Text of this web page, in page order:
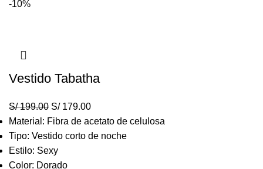
-10%
Vestido Tabatha
S/199.00 S/179.00
Material: Fibra de acetato de celulosa
Tipo: Vestido corto de noche
Estilo: Sexy
Color: Dorado